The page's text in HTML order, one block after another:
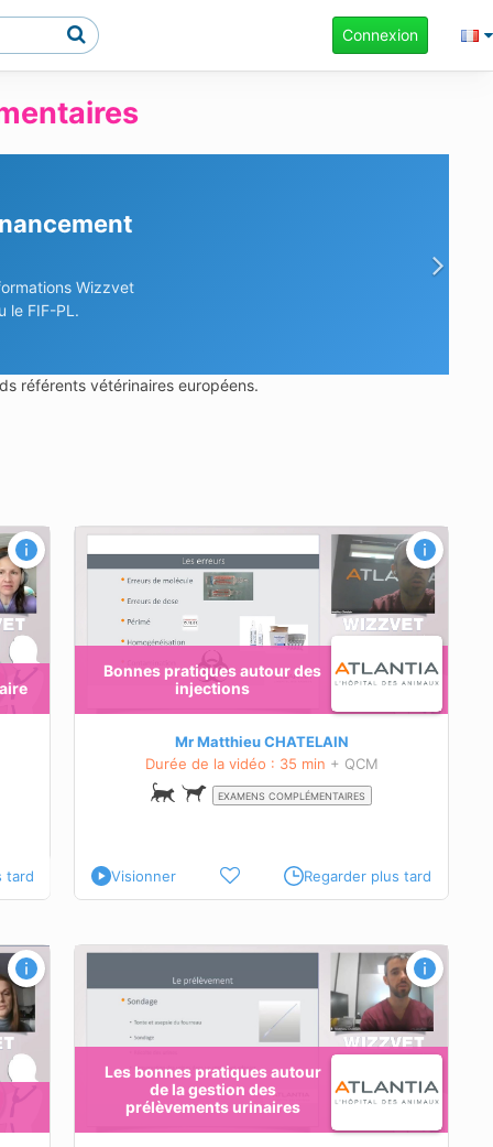
Connexion
?
en charge.
référents vétérinaires européens.
tard
Bonnes pratiques autour des
injections
Mr Matthieu CHATELAIN
Durée de la vidéo : 35 min + QCM
EXAMENS COMPLÉMENTAIRES
Visionner Regarder plus tard
Les bonnes pratiques autour
de la gestion des
prélèvements urinaires